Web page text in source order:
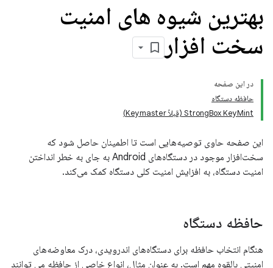
بهترین شیوه های امنیت
سخت افزار
در این صفحه
حافظه دستگاه
StrongBox KeyMint (قبلاً Keymaster)
این صفحه حاوی توصیه‌هایی است تا اطمینان حاصل شود که
سخت‌افزار موجود در دستگاه‌های Android به جای به خطر انداختن
امنیت دستگاه، به افزایش امنیت کلی دستگاه کمک می‌کند.
حافظه دستگاه
هنگام انتخاب حافظه برای دستگاه‌های اندرویدی، درک معاوضه‌های
امنیتی بالقوه مهم است. به عنوان مثال، انواع خاصی از حافظه می توانند